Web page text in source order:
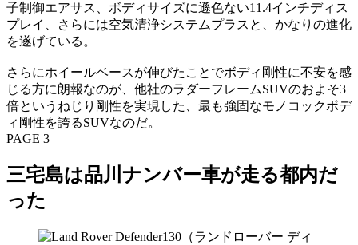
子制御エアサス、ボディサイズに遜色ない11.4インチディス
プレイ、さらには空気清浄システムプラスと、かなりの進化
を遂げている。
さらにホイールベースが伸びたことでボディ剛性に不安を感
じる方に朗報なのが、他社のラダーフレームSUVのおよそ3
倍というねじり剛性を実現した、最も強固なモノコックボデ
ィ剛性を誇るSUVなのだ。
PAGE 3
三宅島は品川ナンバー車が走る都内だ
った